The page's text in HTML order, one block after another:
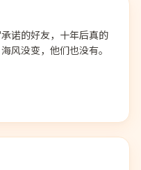
诺的好友，十年后真的
风没变，他们也没有。
99:53